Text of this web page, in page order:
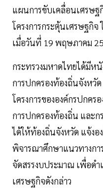
แผนการขับเคลื่อนเศรษฐ
โครงการกระตุ้นเศรษฐกิ
เมื่อวันที่ 19 พฤษภาคม
กระทรวงมหาดไทยได้มีห
การปกครองท้องถิ่นจังหวั
โครงการขององค์กรปกคร
การปกครองท้องถิ่น และก
ได้ให้ท้องถิ่นจังหวัด แจ้ง
พิจารณาศึกษาแนวทางกา
จัดสรรงบประมาณ เพื่อด
เศรษฐกิจดังกล่าว